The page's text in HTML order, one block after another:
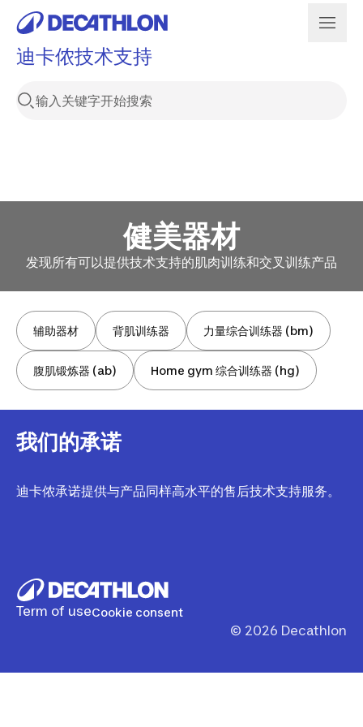
迪卡侬技术支持
健美器材
发现所有可以提供技术支持的肌肉训练和交叉训练产品
辅助器材 背肌训练器 力量综合训练器 (bm)
腹肌锻炼器 (ab) Home gym 综合训练器 (hg)
我们的承诺
迪卡侬承诺提供与产品同样高水平的售后技术支持服务。
Term of useCookie consent
© 2026 Decathlon